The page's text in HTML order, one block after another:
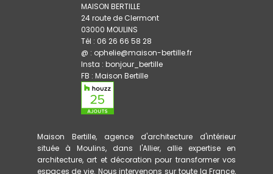
MAISON BERTILLE
24 route de Clermont
03000 MOULINS
Tél : 06 26 66 58 28
@ : ophelie@maison-bertille.fr
Insta : bonjour_bertille
FB : Maison Bertille
Maison Bertille, agence d'architecture d'intérieur
située à Moulins, dans l'Allier, allie expertise en
architecture, art et décoration pour transformer vos
espaces de vie. Nous intervenons sur toute la France,